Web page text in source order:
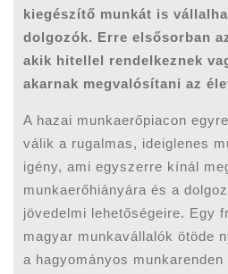
kiegészítő munkát is
dolgozók. Erre elsősorban
akik hitellel rendelkeznek
akarnak megvalósítani az
A hazai munkaerőpiacon
válik a rugalmas, ideiglenes
igény, ami egyszerre kínál
munkaerőhiányára és a
jövedelmi lehetőségeire. Egy
magyar munkavállalók ötöde
a hagyományos